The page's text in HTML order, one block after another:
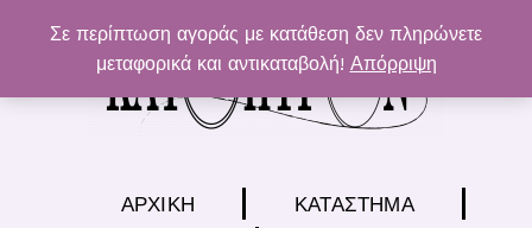
Σε περίπτωση αγοράς με κατάθεση δεν πληρώνετε
μεταφορικά και αντικαταβολή! Απόρριψη
περιεχόμενο
ΑΡΧΙΚΉ
ΚΑΤΆΣΤΗΜΑ